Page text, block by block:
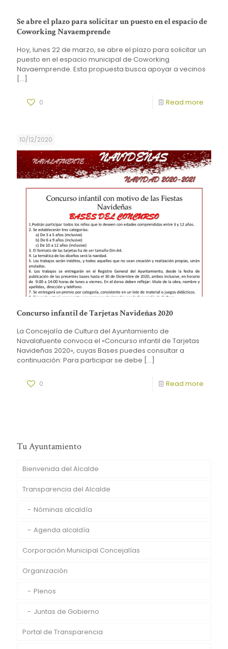
Se abre el plazo para solicitar un puesto en el espacio de
Coworking Navaemprende
Hoy, lunes 22 de marzo, se abre el plazo para solicitar un
puesto en el espacio municipal de Coworking
Navaemprende. Esta propuesta busca apoyar a vecinos
[…]
0 Read more
10/12/2020
Concurso infantil de Tarjetas Navideñas 2020
La Concejalía de Cultura del Ayuntamiento de
Navalafuente convoca el «Concurso infantil de Tarjetas
Navideñas 2020», cuyas Bases puedes consultar a
continuación: Para participar se debe […]
0 Read more
Tu Ayuntamiento
Bienvenida del Alcalde
Transparencia del Alcalde
Nóminas alcaldía
Agenda alcaldía
Corporación Municipal Concejalías
Organización
Plenos
Juntas de Gobierno
Portal de Transparencia